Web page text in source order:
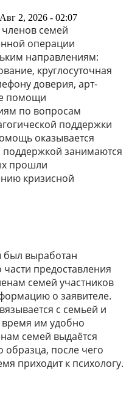
2, 2026 - 02:07
семей
операции
направлениям:
круглосуточная
доверия, арт-
помощи
по вопросам
поддержки
оказывается
поддержкой занимаются
прошли
кризисной
был выработан
предоставления
семей участников
о заявителе.
с семьей и
время им удобно
семей выдаётся
образца, после чего
приходит к психологу.